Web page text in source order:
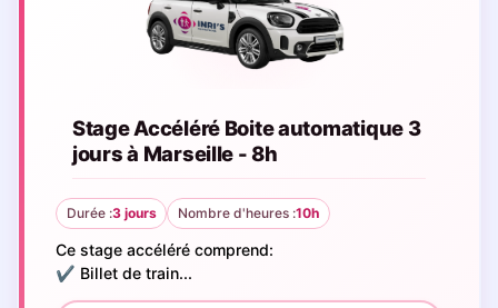
Stage Accéléré Boite automatique 3
jours à Marseille - 8h
Durée :3 jours Nombre d'heures :10h
Ce stage accéléré comprend:
✔️ Billet de train...